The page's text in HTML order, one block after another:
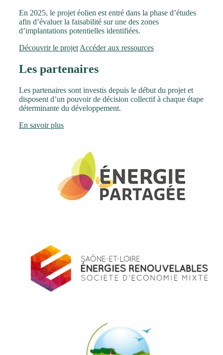
En 2025, le projet éolien est entré dans la phase d’études
afin d’évaluer la faisabilité sur une des zones
d’implantations potentielles identifiées.
Découvrir le projetAccéder aux ressources
Les partenaires
Les partenaires sont investis depuis le début du projet et
disposent d’un pouvoir de décision collectif à chaque étape
déterminante du développement.
En savoir plus